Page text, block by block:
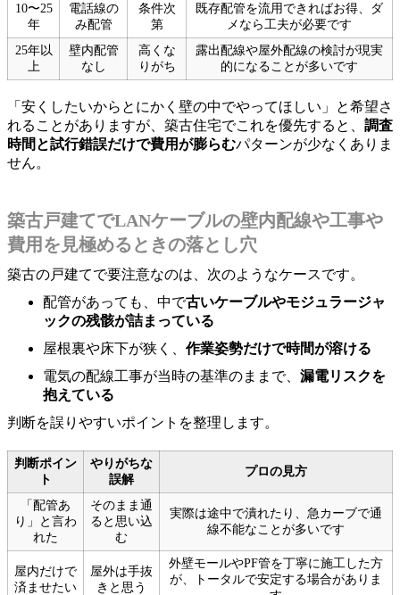
10〜25
年
電話線の
み配管
条件次
第
既存配管を流用できればお得、ダ
メなら工夫が必要です
25年以
上
壁内配管
なし
高くな
りがち
露出配線や屋外配線の検討が現実
的になることが多いです
「安くしたいからとにかく壁の中でやってほしい」と希望さ
れることがありますが、築古住宅でこれを優先すると、 調査
時間と試行錯誤だけで費用が膨らむパターンが少なくありま
せん。
築古戸建てでLANケーブルの壁内配線や工事や
費用を見極めるときの落とし穴
築古の戸建てで要注意なのは、次のようなケースです。
配管があっても、中で古いケーブルやモジュラージャ
ックの残骸が詰まっている
屋根裏や床下が狭く、 作業姿勢だけで時間が溶ける
電気の配線工事が当時の基準のままで、 漏電リスクを
抱えている
判断を誤りやすいポイントを整理します。
判断ポイン
ト
やりがちな
誤解
プロの見方
「配管あ
り」と言わ
れた
そのまま通
ると思い込
む
実際は途中で潰れたり、急カーブで通
線不能なことが多いです
屋内だけで
済ませたい
屋外は手抜
きと思う
外壁モールやPF管を丁寧に施工した方
が、トータルで安定する場合がありま